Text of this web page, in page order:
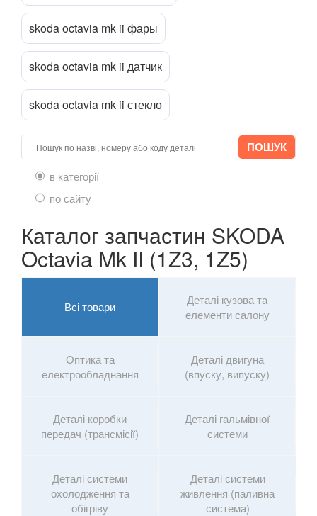
skoda octavia mk ii фары
skoda octavia mk ii датчик
skoda octavia mk ii стекло
в категорії
по сайту
Каталог запчастин SKODA
Octavia Mk II (1Z3, 1Z5)
Всі товари
Деталі кузова та
елементи салону
Оптика та
електрообладнання
Деталі двигуна
(впуску, випуску)
Деталі коробки
передач (трансмісії)
Деталі гальмівної
системи
Деталі системи
охолодження та
обігріву
Деталі системи
живлення (паливна
система)